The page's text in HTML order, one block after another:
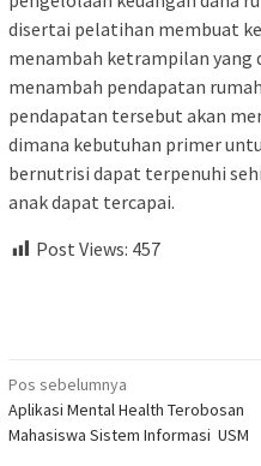
disertai pelatihan membuat
menambah ketrampilan yang
menambah pendapatan
pendapatan tersebut akan
dimana kebutuhan primer
bernutrisi dapat terpenuhi
anak dapat tercapai.
Post Views: 457
Navigasi
pos
Pos sebelumnya
Aplikasi Mental Health Terobosan
Mahasiswa Sistem Informasi USM